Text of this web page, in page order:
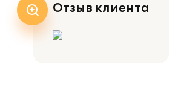
Отзыв клиента